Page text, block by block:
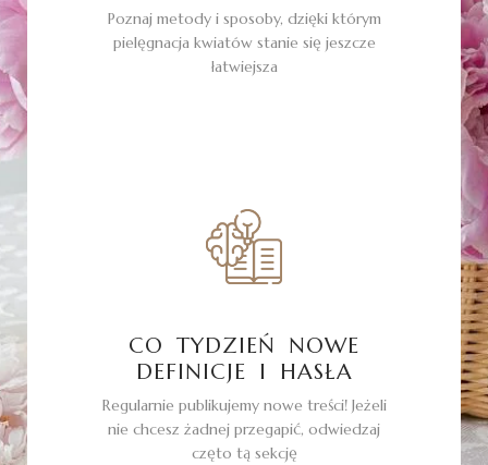
Poznaj metody i sposoby, dzięki którym
pielęgnacja kwiatów stanie się jeszcze
łatwiejsza
CO TYDZIEŃ NOWE
DEFINICJE I HASŁA
Regularnie publikujemy nowe treści! Jeżeli
nie chcesz żadnej przegapić, odwiedzaj
częto tą sekcję